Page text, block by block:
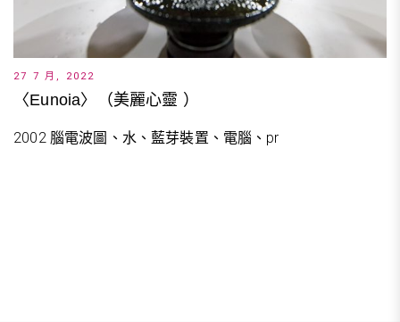
27 7 月, 2022
〈Eunoia〉（美麗心靈 ）
2002 腦電波圖、水、藍芽裝置、電腦、pr